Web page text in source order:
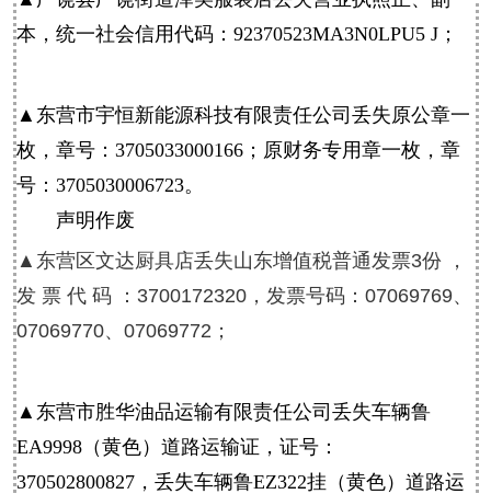
本，统一社会信用代码：92370523MA3N0LPU5 J；
▲东营市宇恒新能源科技有限责任公司丢失原公章一
枚，章号：3705033000166；原财务专用章一枚，章
号：3705030006723。
声明作废
▲ 东营区文达厨具店丢失山东增值税普通发票3份 ，
发 票 代 码 ：3700172320，发票号码：07069769、
07069770、07069772；
▲ 东营市胜华油品运输有限责任公司丢失车辆鲁
EA9998（黄色）道路运输证，证号：
370502800827，丢失车辆鲁EZ322挂（黄色）道路运